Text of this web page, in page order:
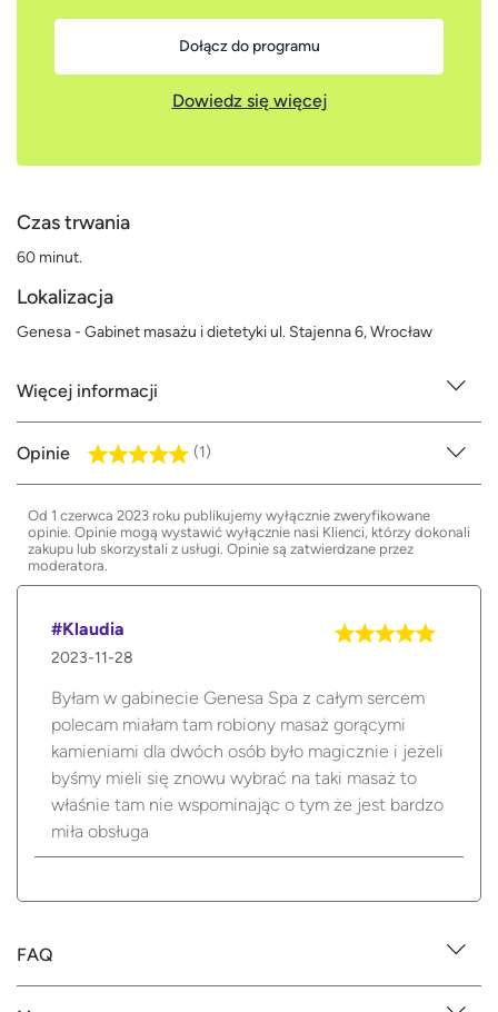
Dołącz do programu
Dowiedz się więcej
Czas trwania
60 minut.
Lokalizacja
Genesa - Gabinet masażu i dietetyki ul. Stajenna 6, Wrocław
Więcej informacji
Opinie (1)
Od 1 czerwca 2023 roku publikujemy wyłącznie zweryfikowane
opinie. Opinie mogą wystawić wyłącznie nasi Klienci, którzy dokonali
zakupu lub skorzystali z usługi. Opinie są zatwierdzane przez
moderatora.
#Klaudia
2023-11-28
Byłam w gabinecie Genesa Spa z całym sercem
polecam miałam tam robiony masaż gorącymi
kamieniami dla dwóch osób było magicznie i jeżeli
byśmy mieli się znowu wybrać na taki masaż to
właśnie tam nie wspominając o tym że jest bardzo
miła obsługa
FAQ